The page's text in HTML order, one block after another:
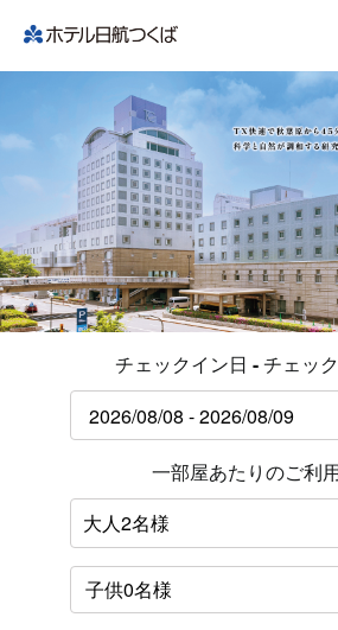
チェックイン日 - チェッ
一部屋あたりのご利